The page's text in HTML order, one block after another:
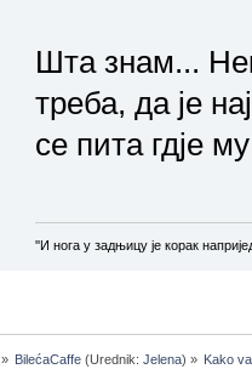
Шта знам...
треба, да је
се пита гдје
''И нога у задњицу је корак
BilećaCaffe(Urednik: Jelena) » Kako